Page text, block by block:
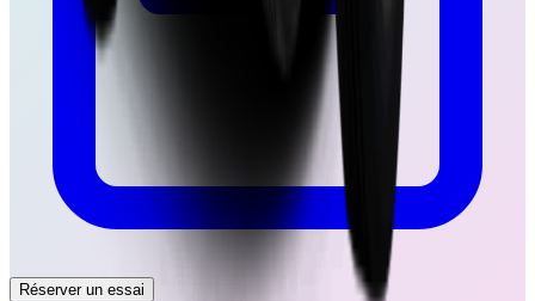
Réserver un essai